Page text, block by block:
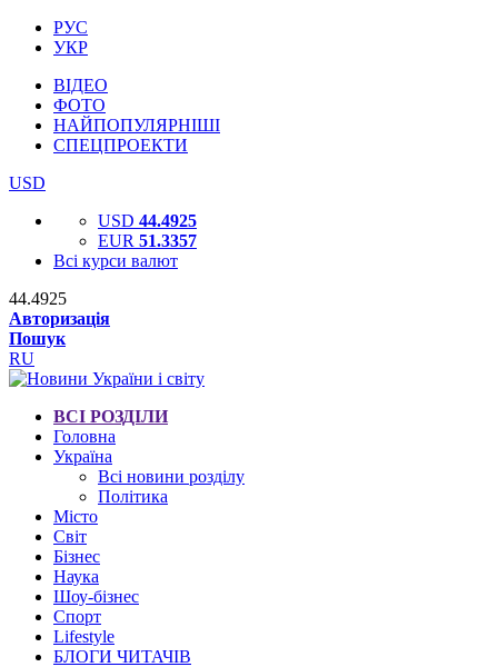
РУС
УКР
ВІДЕО
ФОТО
НАЙПОПУЛЯРНІШІ
СПЕЦПРОЕКТИ
USD
USD 44.4925
EUR 51.3357
Всі курси валют
44.4925
Авторизація
Пошук
RU
ВСІ РОЗДІЛИ
Головна
Україна
Всі новини розділу
Політика
Місто
Світ
Бізнес
Наука
Шоу-бізнес
Спорт
Lifestyle
БЛОГИ ЧИТАЧІВ